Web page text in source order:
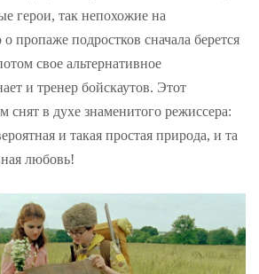
герои, так непохожие на
о пропаже подростков сначала берется
свое альтернативное
и тренер бойскаутов. Этот
снят в духе знаменитого режиссера:
и такая простая природа, и та
любовь!